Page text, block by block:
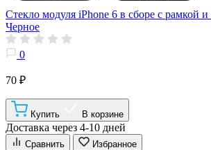
Стекло модуля iPhone 6 в сборе с рамкой
Черное
0
70 ₽
Купить В корзине
Доставка через 4-10 дней
Сравнить Избранное